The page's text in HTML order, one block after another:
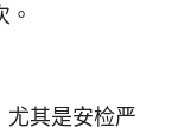
尤其是安检严